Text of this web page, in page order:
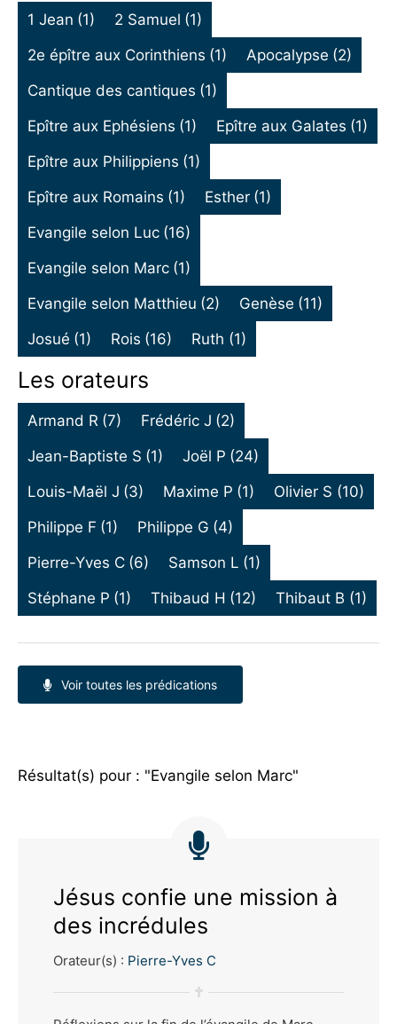
1 Jean (1) 2 Samuel (1)
2e épître aux Corinthiens (1) Apocalypse (2)
Cantique des cantiques (1)
Epître aux Ephésiens (1) Epître aux Galates (1)
Epître aux Philippiens (1)
Epître aux Romains (1) Esther (1)
Evangile selon Luc (16)
Evangile selon Marc (1)
Evangile selon Matthieu (2) Genèse (11)
Josué (1) Rois (16) Ruth (1)
Les orateurs
Armand R (7) Frédéric J (2)
Jean-Baptiste S (1) Joël P (24)
Louis-Maël J (3) Maxime P (1) Olivier S (10)
Philippe F (1) Philippe G (4)
Pierre-Yves C (6) Samson L (1)
Stéphane P (1) Thibaud H (12) Thibaut B (1)
Voir toutes les prédications
Résultat(s) pour : "Evangile selon Marc"
Jésus confie une mission à
des incrédules
Orateur(s) : Pierre-Yves C